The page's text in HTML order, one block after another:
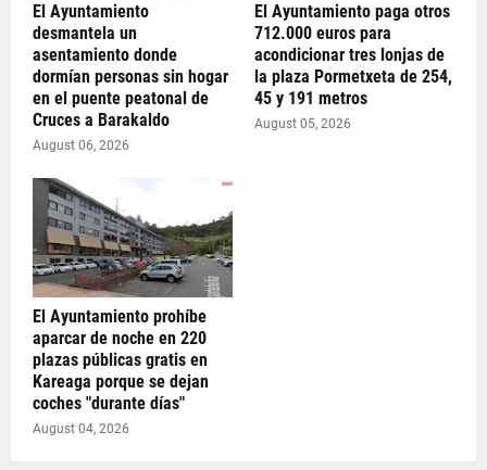
El Ayuntamiento
desmantela un
asentamiento donde
dormían personas sin hogar
en el puente peatonal de
Cruces a Barakaldo
August 06, 2026
El Ayuntamiento paga otros
712.000 euros para
acondicionar tres lonjas de
la plaza Pormetxeta de 254,
45 y 191 metros
August 05, 2026
El Ayuntamiento prohíbe
aparcar de noche en 220
plazas públicas gratis en
Kareaga porque se dejan
coches "durante días"
August 04, 2026